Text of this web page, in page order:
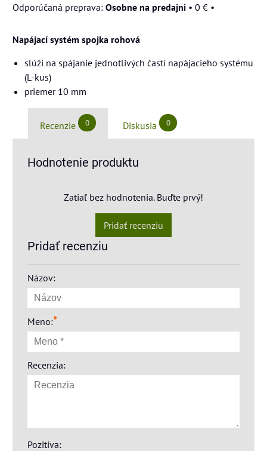
Osobne na predajni • 0 € •
Napájací systém spojka rohová
slúži na spájanie jednotlivých častí napájacieho systému
(L-kus)
priemer 10 mm
Recenzie 0 Diskusia 0
Hodnotenie produktu
Zatiaľ bez hodnotenia. Buďte prvý!
Pridať recenziu
Pridať recenziu
Názov:
Meno:*
Recenzia:
Pozitíva: